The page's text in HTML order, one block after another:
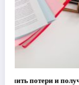
Ретроградные